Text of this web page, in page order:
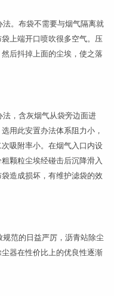
。布袋不需要与烟气隔离就
上端开口喷吹很多空气。压
后抖掉上面的尘埃，使之落
，含灰烟气从袋旁边面进
用此安置办法体系阻力小，
吸附率小。在烟气入口内设
颗粒尘埃经碰击后沉降滑入
造成损坏，有维护滤袋的效
范的日益严厉，沥青站除尘
器在性价比上的优良性逐渐